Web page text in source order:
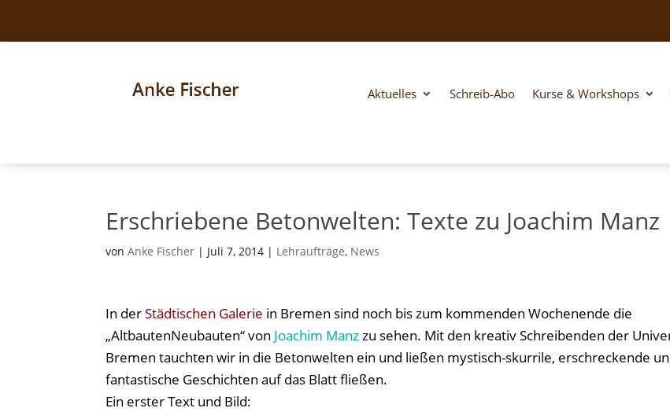
Aktuelles Schreib-Abo Kurse & Workshops
Erschriebene Betonwelten: Texte zu Joachim Manz
vonAnke Fischer | Juli 7, 2014 | Lehraufträge, News
In derStädtischen Galerie in Bremen sind noch bis zum kommenden Wochenende die
„AltbautenNeubauten“ von Joachim Manzzu sehen. Mit den kreativ Schreibenden der
Bremen tauchten wir in die Betonwelten ein und ließen mystisch-skurrile, erschreckende
fantastische Geschichten auf das Blatt fließen.
Ein erster Text und Bild: